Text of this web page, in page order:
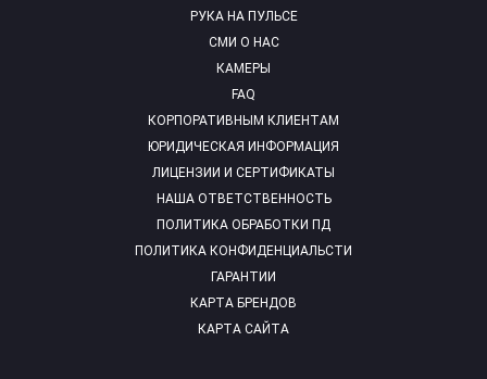
РУКА НА ПУЛЬСЕ
СМИ О НАС
КАМЕРЫ
FAQ
КОРПОРАТИВНЫМ КЛИЕНТАМ
ЮРИДИЧЕСКАЯ ИНФОРМАЦИЯ
ЛИЦЕНЗИИ И СЕРТИФИКАТЫ
НАША ОТВЕТСТВЕННОСТЬ
ПОЛИТИКА ОБРАБОТКИ ПД
ПОЛИТИКА КОНФИДЕНЦИАЛЬСТИ
ГАРАНТИИ
КАРТА БРЕНДОВ
КАРТА САЙТА